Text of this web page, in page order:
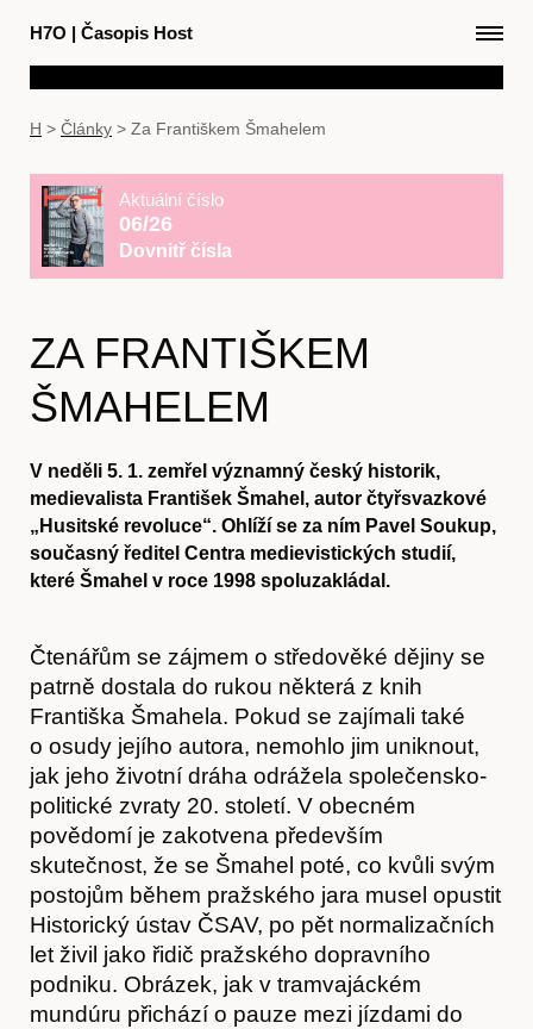
H7O | Časopis Host
H > Články > Za Františkem Šmahelem
Aktuální číslo
06/26
Dovnitř čísla
ZA FRANTIŠKEM
ŠMAHELEM
V neděli 5. 1. zemřel významný český historik,
medievalista František Šmahel, autor čtyřsvazkové
„Husitské revoluce“. Ohlíží se za ním Pavel Soukup,
současný ředitel Centra medievistických studií,
které Šmahel v roce 1998 spoluzakládal.
Čtenářům se zájmem o středověké dějiny se
patrně dostala do rukou některá z knih
Františka Šmahela. Pokud se zajímali také
o osudy jejího autora, nemohlo jim uniknout,
jak jeho životní dráha odrážela společensko-
politické zvraty 20. století. V obecném
povědomí je zakotvena především
skutečnost, že se Šmahel poté, co kvůli svým
postojům během pražského jara musel opustit
Historický ústav ČSAV, po pět normalizačních
let živil jako řidič pražského dopravního
podniku. Obrázek, jak v tramvajáckém
mundúru přichází o pauze mezi jízdami do